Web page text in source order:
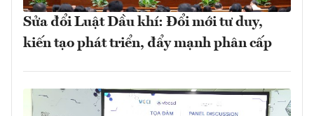
Sửa đổi Luật Dầu khí: Đổi mới tư duy,
kiến tạo phát triển, đẩy mạnh phân cấp